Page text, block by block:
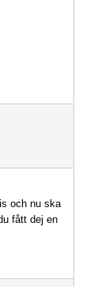
och nu ska
fått dej en